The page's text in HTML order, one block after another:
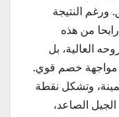
ورغم النتيجة
رابحا من هذه
العالية، بل
مواجهة خصم قوي.
وتشكل نقطة
الصاعد،